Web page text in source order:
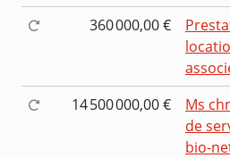
360 000,00 €
14 500 000,00 €
Ms
de
bio-